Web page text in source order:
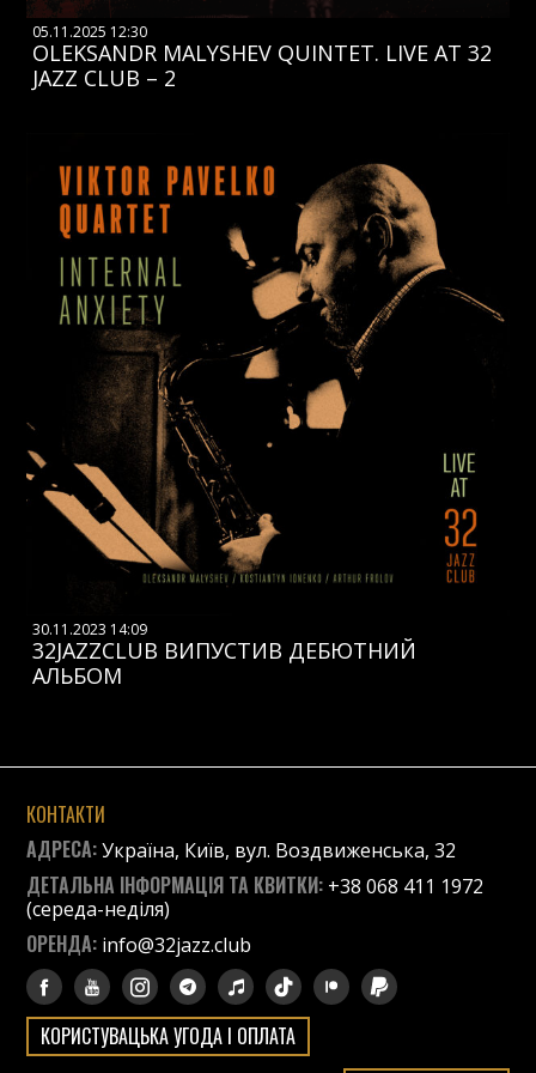
05.11.2025 12:30
OLEKSANDR MALYSHEV QUINTET. LIVE AT 32
JAZZ CLUB – 2
30.11.2023 14:09
32JAZZCLUB ВИПУСТИВ ДЕБЮТНИЙ
АЛЬБОМ
КОНТАКТИ
АДРЕСА:Україна, Київ, вул. Воздвиженська, 32
ДЕТАЛЬНА ІНФОРМАЦІЯ ТА КВИТКИ: +38 068 411 1972
(середа-неділя)
ОРЕНДА: info@32jazz.club
КОРИСТУВАЦЬКА УГОДА І ОПЛАТА